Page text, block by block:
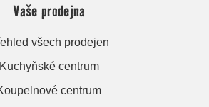
Vaše prodejna
všech prodejen
Kuchyňské centrum
centrum